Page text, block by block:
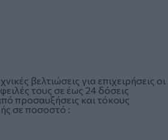
βελτιώσεις για επιχειρήσεις οι
τους σε έως 24 δόσεις
προσαυξήσεις και τόκους
σε ποσοστό :